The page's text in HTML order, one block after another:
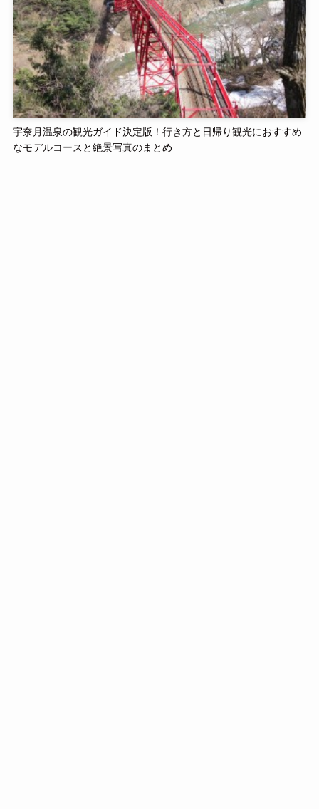
宇奈月温泉の観光ガイド決定版！行き方と日帰り観光におすすめ
なモデルコースと絶景写真のまとめ